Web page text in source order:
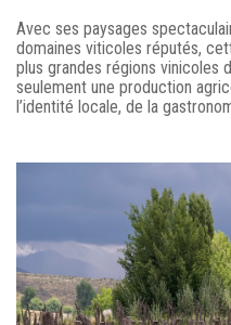
Avec ses paysages
domaines viticoles réputés,
plus grandes régions vinicoles
seulement une production
l’identité locale, de la